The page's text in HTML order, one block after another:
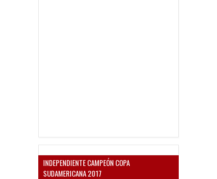
INDEPENDIENTE CAMPEÓN COPA
SUDAMERICANA 2017